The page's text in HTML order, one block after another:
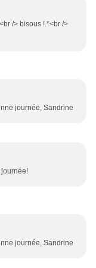
/> bisous !.*<br />
journée, Sandrine
journée!
journée, Sandrine